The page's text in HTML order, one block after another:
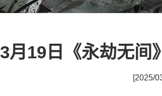
3月19日《永劫无间
[2025/